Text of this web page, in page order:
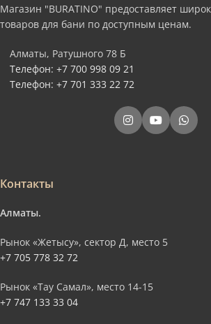
Магазин "BURATINO" предоставляет
товаров для бани по доступным ценам.
Алматы, Ратушного 78 Б
Телефон: +7 700 998 09 21
Телефон: +7 701 333 22 72
Контакты
Алматы.
Рынок «Жетысу», сектор Д, место 5
+7 705 778 32 72
Рынок «Тау Самал», место 14-15
+7 747 133 33 04